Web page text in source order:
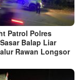
Patrol Polres
Balap Liar
Rawan Longsor